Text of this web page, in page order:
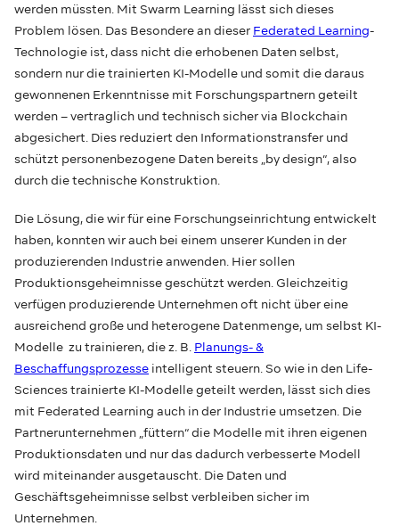
werden müssten. Mit Swarm Learning lässt sich dieses
Problem lösen. Das Besondere an dieser Federated Learning-
Technologie ist, dass nicht die erhobenen Daten selbst,
sondern nur die trainierten KI-Modelle und somit die daraus
gewonnenen Erkenntnisse mit Forschungspartnern geteilt
werden – vertraglich und technisch sicher via Blockchain
abgesichert. Dies reduziert den Informationstransfer und
schützt personenbezogene Daten bereits „by design“, also
durch die technische Konstruktion.
Die Lösung, die wir für eine Forschungseinrichtung entwickelt
haben, konnten wir auch bei einem unserer Kunden in der
produzierenden Industrie anwenden. Hier sollen
Produktionsgeheimnisse geschützt werden. Gleichzeitig
verfügen produzierende Unternehmen oft nicht über eine
ausreichend große und heterogene Datenmenge, um selbst KI-
Modelle zu trainieren, die z. B. Planungs- &
Beschaffungsprozesse intelligent steuern. So wie in den Life-
Sciences trainierte KI-Modelle geteilt werden, lässt sich dies
mit Federated Learning auch in der Industrie umsetzen. Die
Partnerunternehmen „füttern“ die Modelle mit ihren eigenen
Produktionsdaten und nur das dadurch verbesserte Modell
wird miteinander ausgetauscht. Die Daten und
Geschäftsgeheimnisse selbst verbleiben sicher im
Unternehmen.